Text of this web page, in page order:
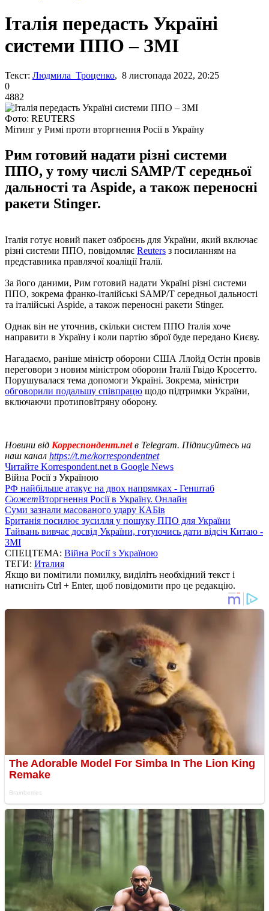
Італія передасть Україні
системи ППО – ЗМІ
Текст: Людмила Троценко, 8 листопада 2022, 20:25
0
4882
Фото: REUTERS
Мітинг у Римі проти вторгнення Росії в Україну
Рим готовий надати різні системи
ППО, у тому числі SAMP/T середньої
дальності та Aspide, а також переносні
ракети Stinger.
Італія готує новий пакет озброєнь для України, який включає
різні системи ППО, повідомляє Reuters з посиланням на
представника правлячої коаліції Італії.
За його даними, Рим готовий надати Україні різні системи
ППО, зокрема франко-італійські SAMP/T середньої дальності
та італійські Aspide, а також переносні ракети Stinger.
Однак він не уточнив, скільки систем ППО Італія хоче
направити в Україну і коли партію зброї буде передано Києву.
Нагадаємо, раніше міністр оборони США Ллойд Остін провів
переговори з новим міністром оборони Італії Гвідо Кросетто.
Порушувалася тема допомоги Україні. Зокрема, міністри
обговорили подальшу співпрацю щодо підтримки України,
включаючи протиповітряну оборону.
Новини від Корреспондент.netв Telegram. Підписуйтесь на
наш канал https://t.me/korrespondentnet
Читайте Korrespondent.net в Google News
Війна Росії з Україною
РФ найбільше атакує на двох напрямках - Генштаб
СюжетВторгнення Росії в Україну. Онлайн
Суми зазнали масованого удару КАБів
Британія посилює зусилля у пошуку ППО для України
Тайвань вивчає досвід України, готуючись дати відсіч Китаю -
ЗМІ
СПЕЦТЕМА: Війна Росії з Україною
ТЕГИ: Италия
Якщо ви помітили помилку, виділіть необхідний текст і
натисніть Ctrl + Enter, щоб повідомити про це редакцію.